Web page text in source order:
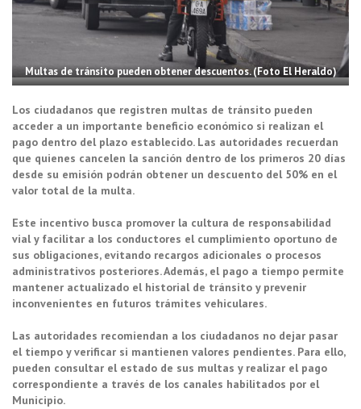
Multas de tránsito pueden obtener descuentos. (Foto El Heraldo)
Los ciudadanos que registren multas de tránsito pueden
acceder a un importante beneficio económico si realizan el
pago dentro del plazo establecido. Las autoridades recuerdan
que quienes cancelen la sanción dentro de los primeros 20 días
desde su emisión podrán obtener un descuento del 50% en el
valor total de la multa.
Este incentivo busca promover la cultura de responsabilidad
vial y facilitar a los conductores el cumplimiento oportuno de
sus obligaciones, evitando recargos adicionales o procesos
administrativos posteriores. Además, el pago a tiempo permite
mantener actualizado el historial de tránsito y prevenir
inconvenientes en futuros trámites vehiculares.
Las autoridades recomiendan a los ciudadanos no dejar pasar
el tiempo y verificar si mantienen valores pendientes. Para ello,
pueden consultar el estado de sus multas y realizar el pago
correspondiente a través de los canales habilitados por el
Municipio.